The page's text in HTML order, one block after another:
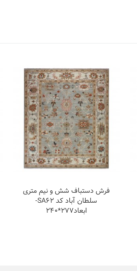
فرش دستباف شش و نیم متری
سلطان آباد کد SA62-
ابعاد277*240